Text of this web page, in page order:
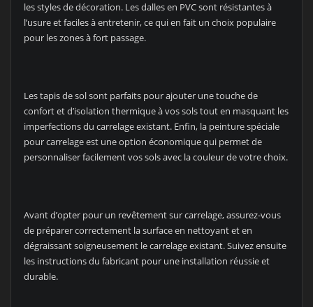
les styles de décoration. Les dalles en PVC sont résistantes à
l’usure et faciles à entretenir, ce qui en fait un choix populaire
pour les zones à fort passage.
Les tapis de sol sont parfaits pour ajouter une touche de
confort et d’isolation thermique à vos sols tout en masquant les
imperfections du carrelage existant. Enfin, la peinture spéciale
pour carrelage est une option économique qui permet de
personnaliser facilement vos sols avec la couleur de votre choix.
Avant d’opter pour un revêtement sur carrelage, assurez-vous
de préparer correctement la surface en nettoyant et en
dégraissant soigneusement le carrelage existant. Suivez ensuite
les instructions du fabricant pour une installation réussie et
durable.